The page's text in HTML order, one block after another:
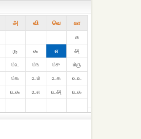
அ வி வெ கா
௧
௫ ௬ ௭
௮
௰௨ ௰௩ ௰௪
௰௫
௰௯ ௨௰ ௨௧
௨௨
௨௬ ௨௭ ௨௮
௨௯